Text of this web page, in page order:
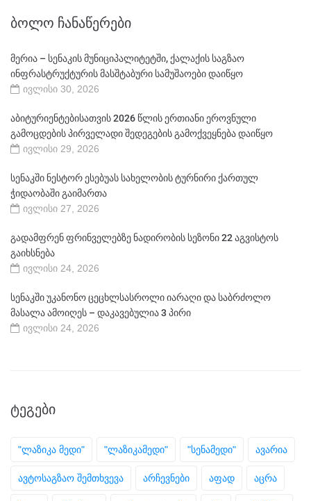
ᲑᲝᲚᲝ ᲩᲐᲜᲐᲬᲔᲠᲔᲑᲘ
მერია – სენაკის მუნიციპალიტეტში, ქალაქის საგზაო
ინფრასტრუქტურის მასშტაბური სამუშაოები დაიწყო
ივლისი 30, 2026
აბიტურიენტებისათვის 2026 წლის ერთიანი ეროვნული
გამოცდების პირველადი შედეგების გამოქვეყნება დაიწყო
ივლისი 29, 2026
სენაკში ნესტორ ესებუას სახელობის ტურნირი ქართულ
ჭიდაობაში გაიმართა
ივლისი 27, 2026
გადამფრენ ფრინველებზე ნადირობის სეზონი 22 აგვისტოს
გაიხსნება
ივლისი 24, 2026
სენაკში უკანონო ცეცხლსასროლი იარაღი და საბრძოლო
მასალა ამოიღეს – დაკავებულია 3 პირი
ივლისი 24, 2026
ᲢᲔᲒᲔᲑᲘ
"ლაზიკა მედი" "ლაზიკამედი" "სენამედი" ავარია
ავტოსაგზაო შემთხვევა არჩევნები აფად აცრა